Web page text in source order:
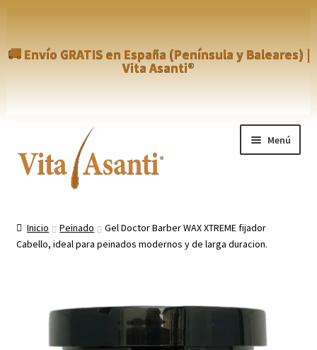
🚚 Envío GRATIS en España (Península y Baleares) |
Vita Asanti®
a
la
al
contenido
Menú
Aviso Legal
Contacto
Inicio Peinado
Gel Doctor Barber WAX XTREME fijador
Cabello, ideal para peinados modernos y de larga duracion.